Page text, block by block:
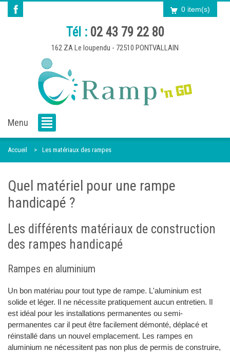
0 item(s)
Tél : 02 43 79 22 80
162 ZA Le loupendu - 72510 PONTVALLAIN
Menu
Accueil Les matériaux des rampes
Quel matériel pour une rampe
handicapé ?
Les différents matériaux de construction
des rampes handicapé
Rampes en aluminium
Un bon matériau pour tout type de rampe. L'aluminium est
solide et léger. Il ne nécessite pratiquement aucun entretien. Il
est idéal pour les installations permanentes ou semi-
permanentes car il peut être facilement démonté, déplacé et
réinstallé dans un nouvel emplacement. Les rampes en
aluminium ne nécessitent pas non plus de permis de construire,